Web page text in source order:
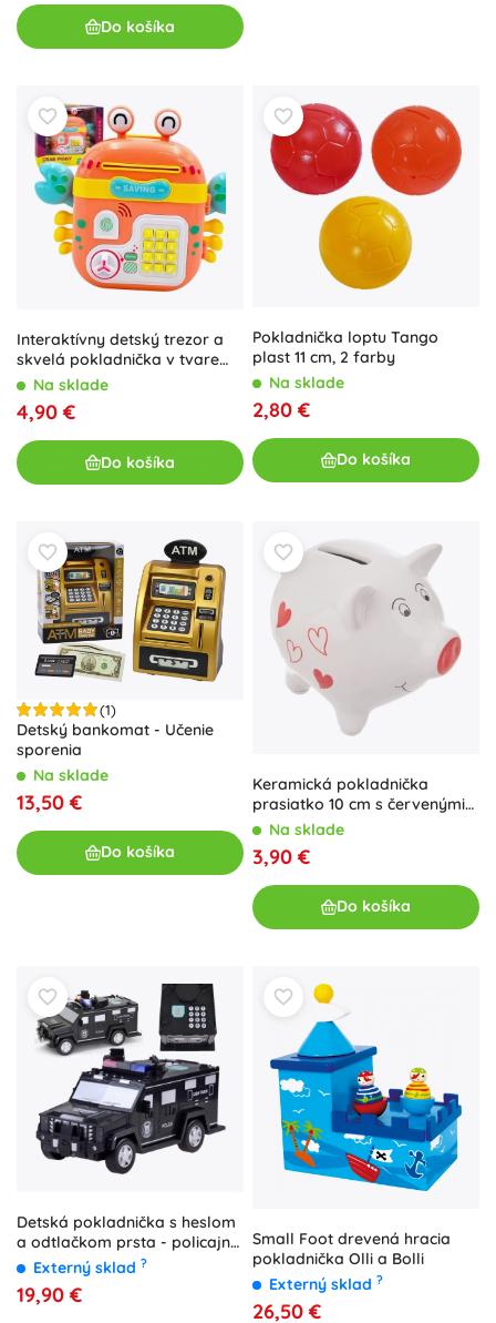
Do košíka
Interaktívny detský trezor a
skvelá pokladnička v tvare
kraba 4v1 WOOPIE
Na sklade
4,90 €
Do košíka
Pokladnička loptu Tango
plast 11 cm, 2 farby
Na sklade
2,80 €
Do košíka
(1)
Detský bankomat - Učenie
sporenia
Na sklade
13,50 €
Do košíka
Keramická pokladnička
prasiatko 10 cm s červenými
srdiečkami
Na sklade
3,90 €
Do košíka
Detská pokladnička s heslom
a odtlačkom prsta - policajné
auto – Čierna
Externý sklad ?
19,90 €
Small Foot drevená hracia
pokladnička Olli a Bolli
Externý sklad ?
26,50 €